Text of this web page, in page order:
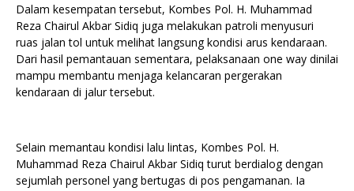
Dalam kesempatan tersebut, Kombes Pol. H. Muhammad
Reza Chairul Akbar Sidiq juga melakukan patroli menyusuri
ruas jalan tol untuk melihat langsung kondisi arus kendaraan.
Dari hasil pemantauan sementara, pelaksanaan one way dinilai
mampu membantu menjaga kelancaran pergerakan
kendaraan di jalur tersebut.
Selain memantau kondisi lalu lintas, Kombes Pol. H.
Muhammad Reza Chairul Akbar Sidiq turut berdialog dengan
sejumlah personel yang bertugas di pos pengamanan. Ia